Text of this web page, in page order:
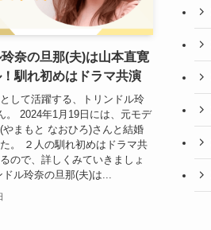
玲奈の旦那(夫)は山本直寛
馴れ初めはドラマ共演
して活躍する、トリンドル玲
。 2024年1月19日には、元モデ
やまもと なおひろ)さんと結婚
。 ２人の馴れ初めはドラマ共
ので、詳しくみていきましょ
ル玲奈の旦那(夫)は...